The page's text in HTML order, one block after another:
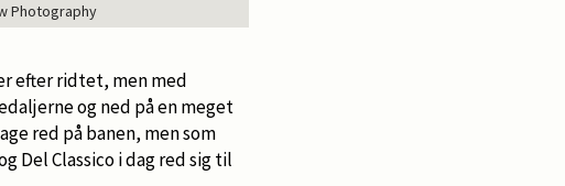
Photography
efter ridtet, men med
og ned på en meget
red på banen, men som
Del Classico i dag red sig til